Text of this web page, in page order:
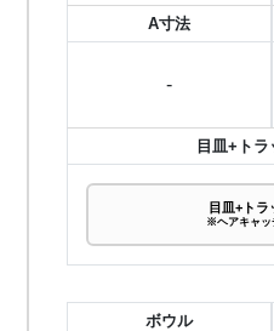
A寸法
-
目皿+トラ
目皿+トラ
※ヘアキャッ
ボウル